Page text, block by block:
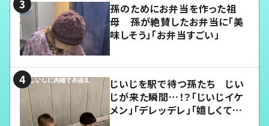
孫のためにお弁当を作った祖
母 孫が絶賛したお弁当に「美
味しそう」「お弁当すごい」
じいじを駅で待つ孫たち じい
じが来た瞬間…！？「じいじイケ
メン」「デレッデレ」「嬉しくて可